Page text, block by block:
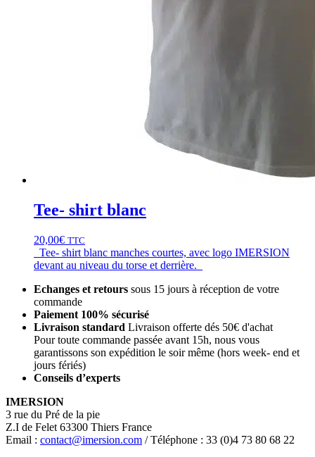
Tee- shirt blanc
20,00€ TTC
Tee- shirt blanc manches courtes, avec logo IMERSION
devant au niveau du torse et derrière.
Echanges et retours sous 15 jours à réception de votre
commande
Paiement 100% sécurisé
Livraison standard Livraison offerte dés 50€ d'achat
Pour toute commande passée avant 15h, nous vous
garantissons son expédition le soir même (hors week- end et
jours fériés)
Conseils d’experts
IMERSION
3 rue du Pré de la pie
Z.I de Felet 63300 Thiers France
Email : contact@imersion.com / Téléphone : 33 (0)4 73 80 68 22